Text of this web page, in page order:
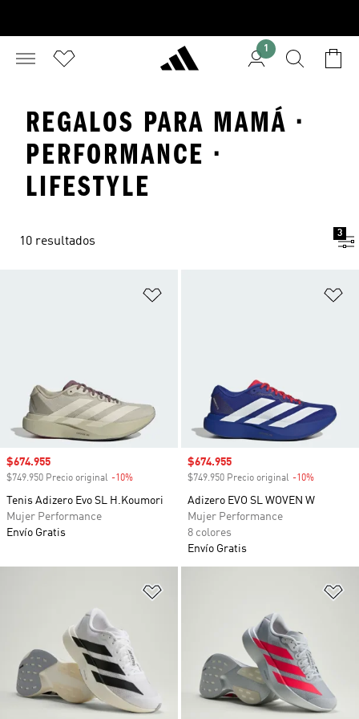
1
REGALOS PARA MAMÁ ·
PERFORMANCE ·
LIFESTYLE
10 resultados
3
Precio de venta
$674.955
$749.950 Precio original -10%
Tenis Adizero Evo SL H.Koumori
Mujer Performance
Envío Gratis
Precio de venta
$674.955
$749.950 Precio original -10%
Adizero EVO SL WOVEN W
Mujer Performance
8 colores
Envío Gratis